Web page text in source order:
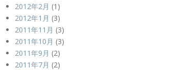
2012年2月 (1)
2012年1月 (3)
2011年11月 (3)
2011年10月 (3)
2011年9月 (2)
2011年7月 (2)